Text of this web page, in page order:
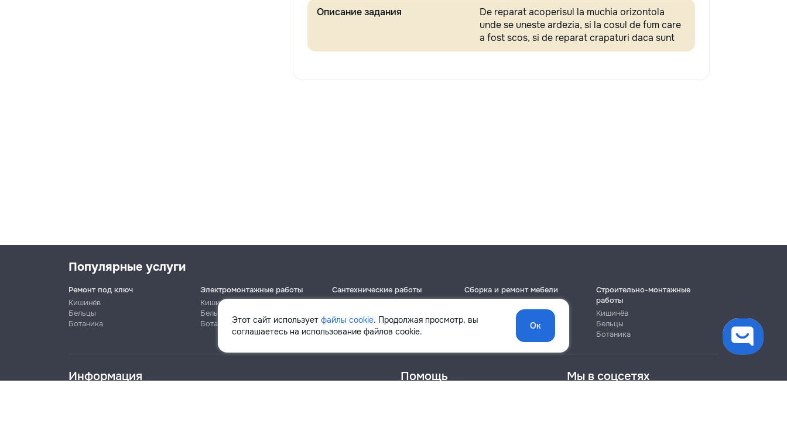
Описание задания
De reparat acoperisul la muchia orizontola
unde se uneste ardezia, si la cosul de fum care
a fost scos, si de reparat crapaturi daca sunt
Телефон
Этот сайт использует файлы cookie. Продолжая просмотр, вы
соглашаетесь на использование файлов cookie.
Ок
Популярные услуги
Ремонт под ключ
Кишинёв
Бельцы
Ботаника
Электромонтажные работы
Кишинёв
Бельцы
Ботаника
Сантехнические работы
Ботаника
Сборка и ремонт мебели
Ботаника
Строительно-монтажные
работы
Кишинёв
Бельцы
Ботаника
Информация Помощь Мы в соцсетях